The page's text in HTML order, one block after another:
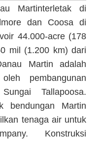
Martinterletak di
dan Coosa di
44.000-acre (178
mil (1.200 km) dari
Martin adalah
pembangunan
Tallapoosa.
bendungan Martin
tenaga air untuk
Konstruksi